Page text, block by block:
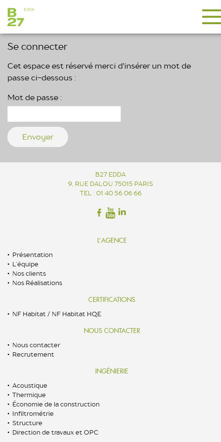
Se connecter
Cet espace est réservé merci d'insérer un mot de
passe ci-dessous :
Mot de passe :
B27 EDDA
9, RUE DALOU 75015 PARIS
TEL : 01 40 56 06 66
L’AGENCE
Présentation
L’équipe
Nos clients
Nos Réalisations
CERTIFICATIONS
NF Habitat / NF Habitat HQE
NOUS CONTACTER
Nous contacter
Recrutement
INGÉNIERIE
Acoustique
Thermique
Économie de la construction
Infiltrométrie
Structure
Direction de travaux et OPC